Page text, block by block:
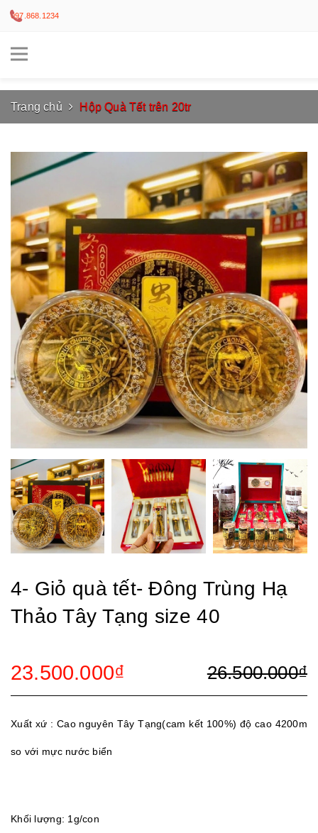
097.868.1234
Trang chủ Hộp Quà Tết trên 20tr
4- Giỏ quà tết- Đông Trùng Hạ
Thảo Tây Tạng size 40
23.500.000₫ 26.500.000₫
Xuất xứ : Cao nguyên Tây Tạng(cam kết 100%) độ cao 4200m
so với mực nước biển
Khối lượng: 1g/con